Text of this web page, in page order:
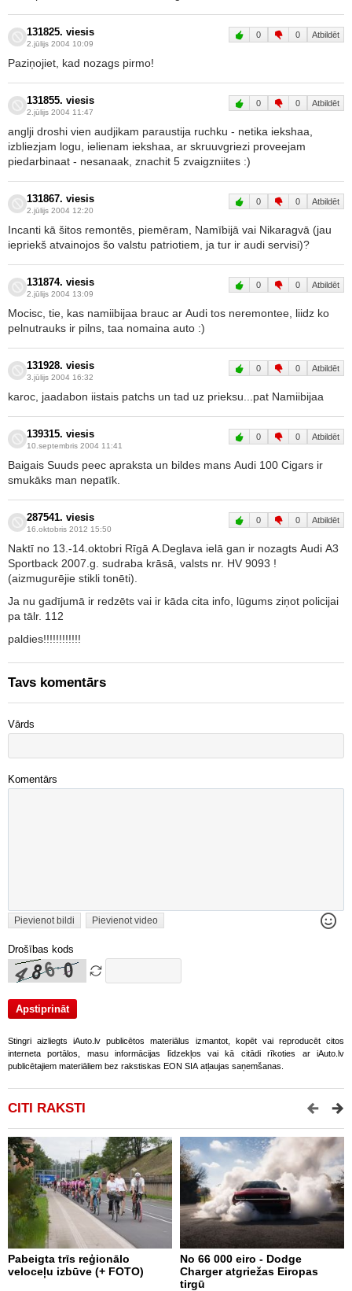
131825. viesis
2.jūlijs 2004 10:09
0 0 Atbildēt
Paziņojiet, kad nozags pirmo!
131855. viesis
2.jūlijs 2004 11:47
0 0 Atbildēt
anglji droshi vien audjikam paraustija ruchku - netika iekshaa,
izbliezjam logu, ielienam iekshaa, ar skruuvgriezi proveejam
piedarbinaat - nesanaak, znachit 5 zvaigzniites :)
131867. viesis
2.jūlijs 2004 12:20
0 0 Atbildēt
Incanti kā šitos remontēs, piemēram, Namībijā vai Nikaragvā (jau
iepriekš atvainojos šo valstu patriotiem, ja tur ir audi servisi)?
131874. viesis
2.jūlijs 2004 13:09
0 0 Atbildēt
Mocisc, tie, kas namiibijaa brauc ar Audi tos neremontee, liidz ko
pelnutrauks ir pilns, taa nomaina auto :)
131928. viesis
3.jūlijs 2004 16:32
0 0 Atbildēt
karoc, jaadabon iistais patchs un tad uz prieksu...pat Namiibijaa
139315. viesis
10.septembris 2004 11:41
0 0 Atbildēt
Baigais Suuds peec apraksta un bildes mans Audi 100 Cigars ir
smukāks man nepatīk.
287541. viesis
16.oktobris 2012 15:50
0 0 Atbildēt
Naktī no 13.-14.oktobri Rīgā A.Deglava ielā gan ir nozagts Audi A3
Sportback 2007.g. sudraba krāsā, valsts nr. HV 9093 !
(aizmugurējie stikli tonēti).
Ja nu gadījumā ir redzēts vai ir kāda cita info, lūgums ziņot policijai
pa tālr. 112
paldies!!!!!!!!!!!!
Tavs komentārs
Vārds
Komentārs
Pievienot bildi Pievienot video
Drošības kods
Stingri aizliegts iAuto.lv publicētos materiālus izmantot, kopēt vai reproducēt citos
interneta portālos, masu informācijas līdzekļos vai kā citādi rīkoties ar iAuto.lv
publicētajiem materiāliem bez rakstiskas EON SIA atļaujas saņemšanas.
CITI RAKSTI
Pabeigta trīs reģionālo
veloceļu izbūve (+ FOTO)
No 66 000 eiro - Dodge
Charger atgriežas Eiropas
tirgū